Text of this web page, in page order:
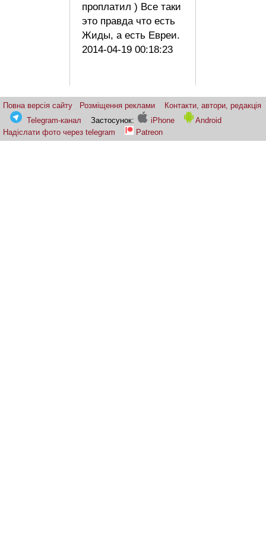
проплатил ) Все таки
это правда что есть
Жиды, а есть Евреи.
2014-04-19 00:18:23
Повна версія сайту Розміщення реклами
Контакти, автори, редакція
Telegram-канал
Застосунок: iPhone
Android
Надіслати фото через telegram
Patreon